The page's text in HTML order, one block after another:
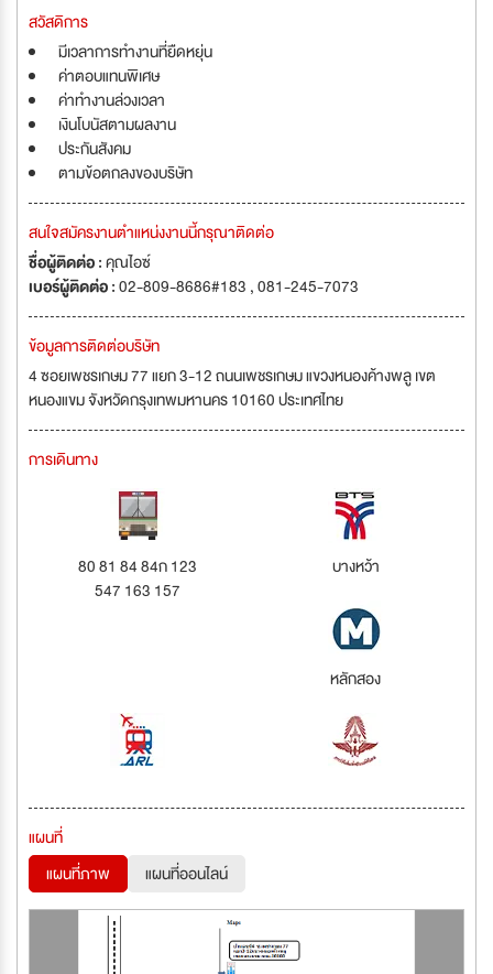
สวัสดิการ
มีเวลาการทำงานที่ยืดหยุ่น
ค่าตอบแทนพิเศษ
ค่าทำงานล่วงเวลา
เงินโบนัสตามผลงาน
ประกันสังคม
ตามข้อตกลงของบริษัท
สนใจสมัครงานตำแหน่งงานนี้กรุณาติดต่อ
ชื่อผู้ติดต่อ :คุณไอซ์
เบอร์ผู้ติดต่อ :02-809-8686#183 , 081-245-7073
ข้อมูลการติดต่อบริษัท
4 ซอยเพชรเกษม 77 แยก 3-12 ถนนเพชรเกษม แขวงหนองค้างพลู เขต
หนองแขม จังหวัดกรุงเทพมหานคร 10160 ประเทศไทย
การเดินทาง
80 81 84 84ก 123
547 163 157
บางหว้า
หลักสอง
แผนที่
แผนที่ภาพ
แผนที่ออนไลน์